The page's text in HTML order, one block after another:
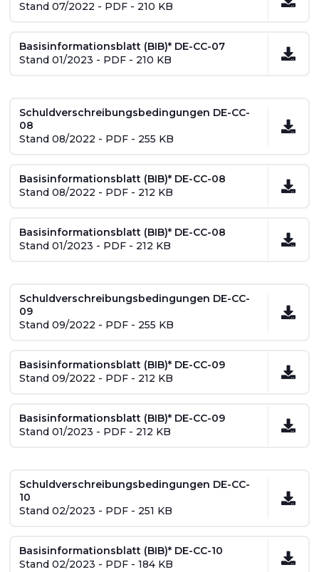
Stand 07/2022 - PDF - 210 KB
Basisinformationsblatt (BIB)* DE-CC-07
Stand 01/2023 - PDF - 210 KB
Schuldverschreibungsbedingungen DE-CC-
08
Stand 08/2022 - PDF - 255 KB
Basisinformationsblatt (BIB)* DE-CC-08
Stand 08/2022 - PDF - 212 KB
Basisinformationsblatt (BIB)* DE-CC-08
Stand 01/2023 - PDF - 212 KB
Schuldverschreibungsbedingungen DE-CC-
09
Stand 09/2022 - PDF - 255 KB
Basisinformationsblatt (BIB)* DE-CC-09
Stand 09/2022 - PDF - 212 KB
Basisinformationsblatt (BIB)* DE-CC-09
Stand 01/2023 - PDF - 212 KB
Schuldverschreibungsbedingungen DE-CC-
10
Stand 02/2023 - PDF - 251 KB
Basisinformationsblatt (BIB)* DE-CC-10
Stand 02/2023 - PDF - 184 KB